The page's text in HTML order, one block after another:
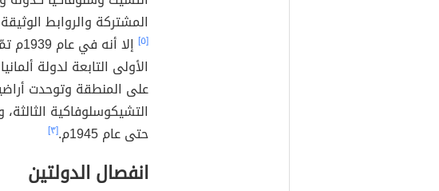
المشتركة والروابط
[٥]
إلا
الأولى التابعة لدولة
على المنطقة وتوحدت
التشيكوسلوفاكية
حتى عام 1945م.
[٣]
انفصال الدولتين